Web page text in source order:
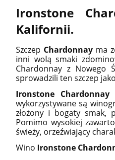
Ironstone
Kalifornii.
Szczep Chardonnayma
inni wolą smaki
Chardonnay z Nowego
sprowadzili ten szczep
Ironstone Chardonnay
wykorzystywane są
złożony i bogaty smak,
Pomimo wysokiej
świeży, orzeźwiający
Wino Ironstone